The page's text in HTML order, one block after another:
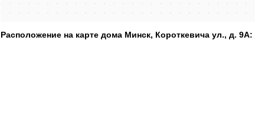
Расположение на карте дома Минск, Короткевича ул., д. 9А: